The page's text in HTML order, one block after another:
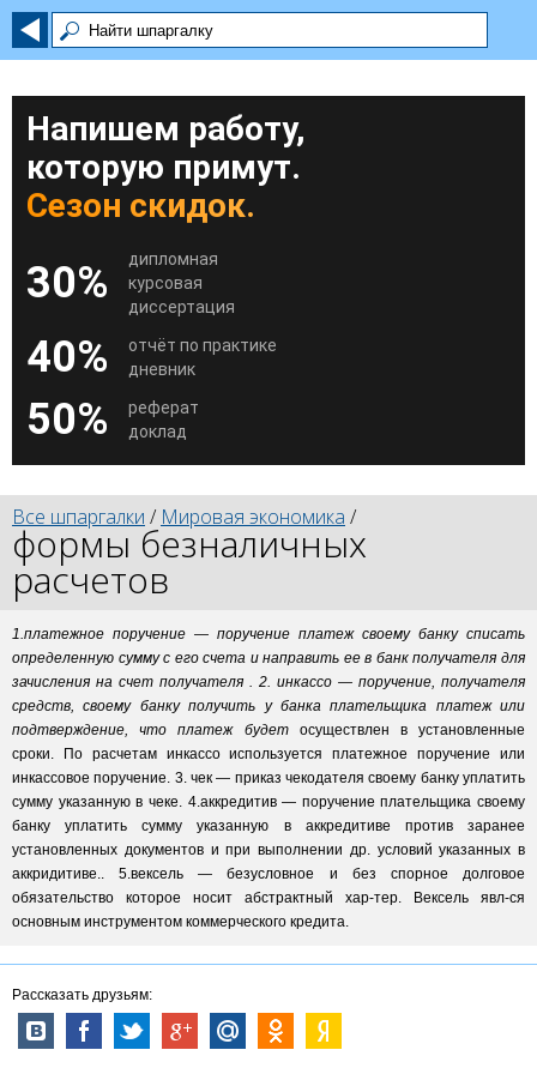
Напишем работу,
которую примут.
Сезон скидок.
30%
дипломная
курсовая
диссертация
40%
отчёт по практике
дневник
50%
реферат
доклад
Все шпаргалки / Мировая экономика /
формы безналичных
расчетов
1.платежное поручение — поручение платеж своему банку списать
определенную сумму с его счета и направить ее в банк получателя для
зачисления на счет получателя . 2. инкассо — поручение, получателя
средств, своему банку получить у банка плательщика платеж или
подтверждение, что платеж будет осуществлен в установленные
сроки. По расчетам инкассо используется платежное поручение или
инкассовое поручение. 3. чек — приказ чекодателя своему банку уплатить
сумму указанную в чеке. 4.аккредитив — поручение плательщика своему
банку уплатить сумму указанную в аккредитиве против заранее
установленных документов и при выполнении др. условий указанных в
аккридитиве.. 5.вексель — безусловное и без спорное долговое
обязательство которое носит абстрактный хар-тер. Вексель явл-ся
основным инструментом коммерческого кредита.
Рассказать друзьям: